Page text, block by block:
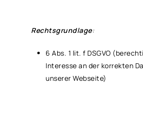
Rechtsgrundlage:
6 Abs. 1 lit. f DSGVO
Interesse an der korrekten
unserer Webseite)